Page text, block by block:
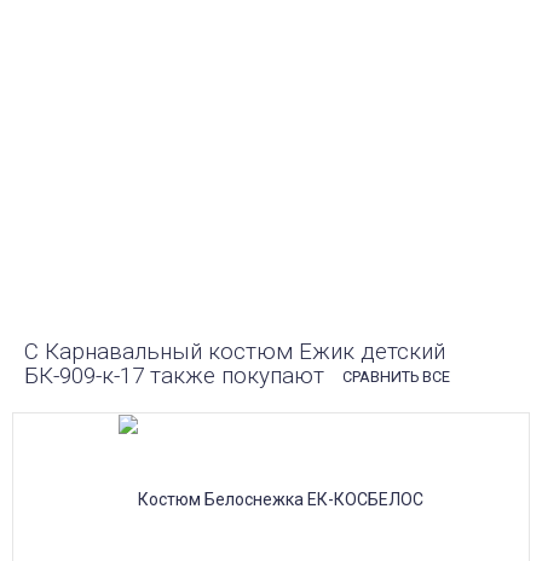
С Карнавальный костюм Ежик детский
БК-909-к-17 также покупают
СРАВНИТЬ ВСЕ